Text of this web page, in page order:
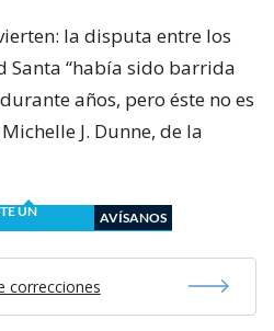
la disputa entre los
Santa “había sido barrida
años, pero éste no es
J. Dunne, de la
UN
AVÍSANOS
correcciones